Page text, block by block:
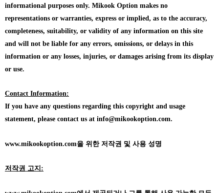
informational purposes only. Mikook Option makes no
representations or warranties, express or implied, as to the accuracy,
completeness, suitability, or validity of any information on this site
and will not be liable for any errors, omissions, or delays in this
information or any losses, injuries, or damages arising from its display
or use.
Contact Information:
If you have any questions regarding this copyright and usage
statement, please contact us at info@mikookoption.com.
www.mikookoption.com을 위한 저작권 및 사용 성명
저작권 고지: